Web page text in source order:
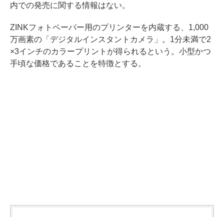
内での発売に関する情報はない。
ZINKフォトペーパー用のプリンターを内蔵する、1,000
万画素の「デジタルインスタントカメラ」。1分未満で2
×3インチのカラープリントが得られるという。小型かつ
手頃な価格であることを特徴とする。